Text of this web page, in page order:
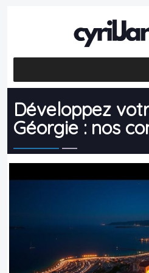
Développez
Géorgie : nos